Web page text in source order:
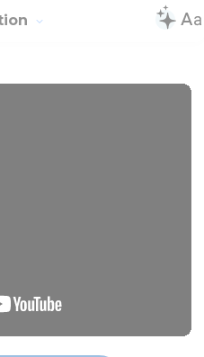
1999 by Biblica, Inc.® Used by
worldwide.
de Dieu à Colosses et
la communion avec le Christ :
la grâce et la paix.